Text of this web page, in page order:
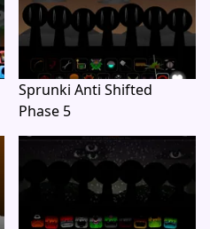
Sprunki Anti Shifted
Phase 5